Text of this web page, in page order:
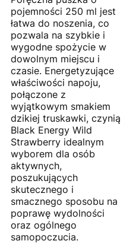
pojemności 250 ml jest
łatwa do noszenia, co
pozwala na szybkie i
wygodne spożycie w
dowolnym miejscu i
czasie. Energetyzujące
właściwości napoju,
połączone z
wyjątkowym smakiem
dzikiej truskawki, czynią
Black Energy Wild
Strawberry idealnym
wyborem dla osób
aktywnych,
poszukujących
skutecznego i
smacznego sposobu na
poprawę wydolności
oraz ogólnego
samopoczucia.